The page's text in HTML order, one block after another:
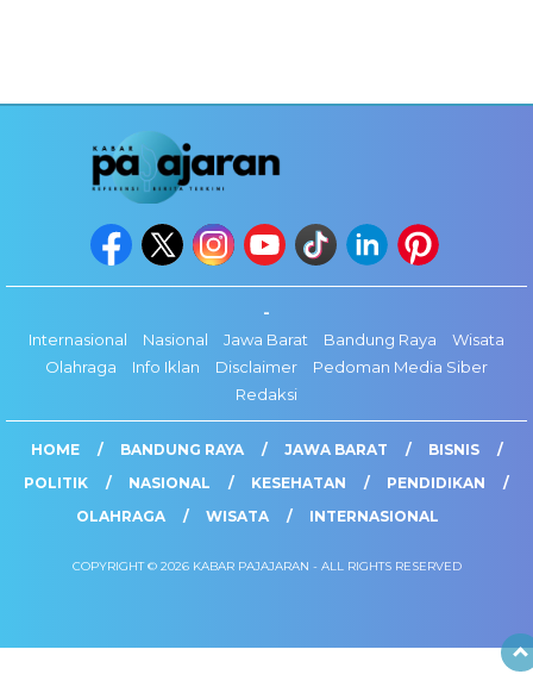
-
Internasional
Nasional Jawa Barat Bandung Raya
Wisata
Olahraga
Info Iklan Disclaimer
Pedoman Media Siber
Redaksi
HOME BANDUNG RAYA JAWA BARAT
BISNIS
POLITIK
NASIONAL KESEHATAN
PENDIDIKAN
OLAHRAGA
WISATA INTERNASIONAL
COPYRIGHT © 2026 KABAR PAJAJARAN - ALL RIGHTS RESERVED